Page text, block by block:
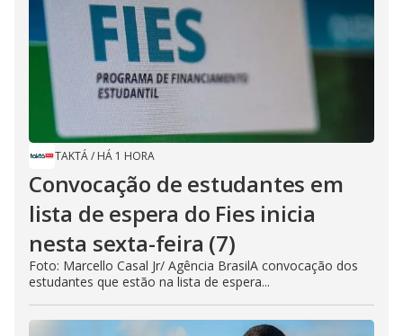
TAKTÁ/ HÁ 1 HORA
Convocação de estudantes em
lista de espera do Fies inicia
nesta sexta-feira (7)
Foto: Marcello Casal Jr/ Agência BrasilA convocação dos
estudantes que estão na lista de espera...